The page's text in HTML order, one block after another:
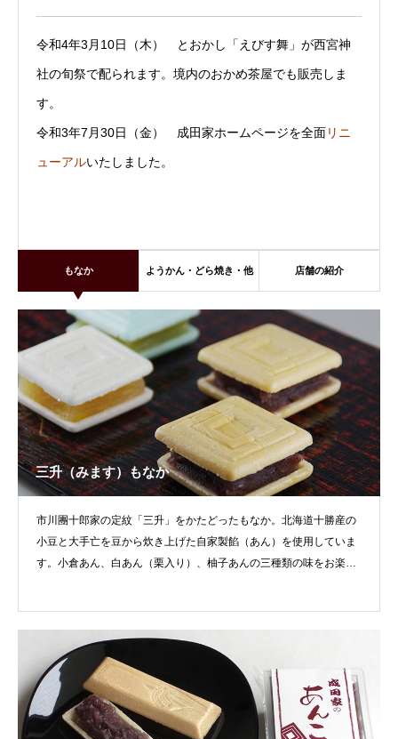
令和4年3月10日（木） とおかし「えびす舞」が西宮神
社の旬祭で配られます。境内のおかめ茶屋でも販売しま
す。
令和3年7月30日（金） 成田家ホームページを全面リニ
ューアルいたしました。
もなか ようかん・どら焼き・他 店舗の紹介
三升（みます）もなか
市川團十郎家の定紋「三升」をかたどったもなか。北海道十勝産の
小豆と大手亡を豆から炊き上げた自家製餡（あん）を使用していま
す。小倉あん、白あん（栗入り）、柚子あんの三種類の味をお楽し